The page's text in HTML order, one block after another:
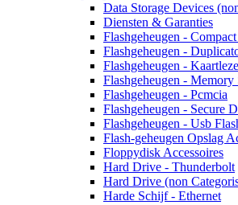
Data Storage Devices
Diensten & Garanties
Flashgeheugen -
Flashgeheugen -
Flashgeheugen -
Flashgeheugen - Memory
Flashgeheugen - Pcmcia
Flashgeheugen - Secure
Flashgeheugen - Usb
Flash-geheugen Opslag
Floppydisk Accessoires
Hard Drive - Thunderbolt
Hard Drive (non
Harde Schijf - Ethernet